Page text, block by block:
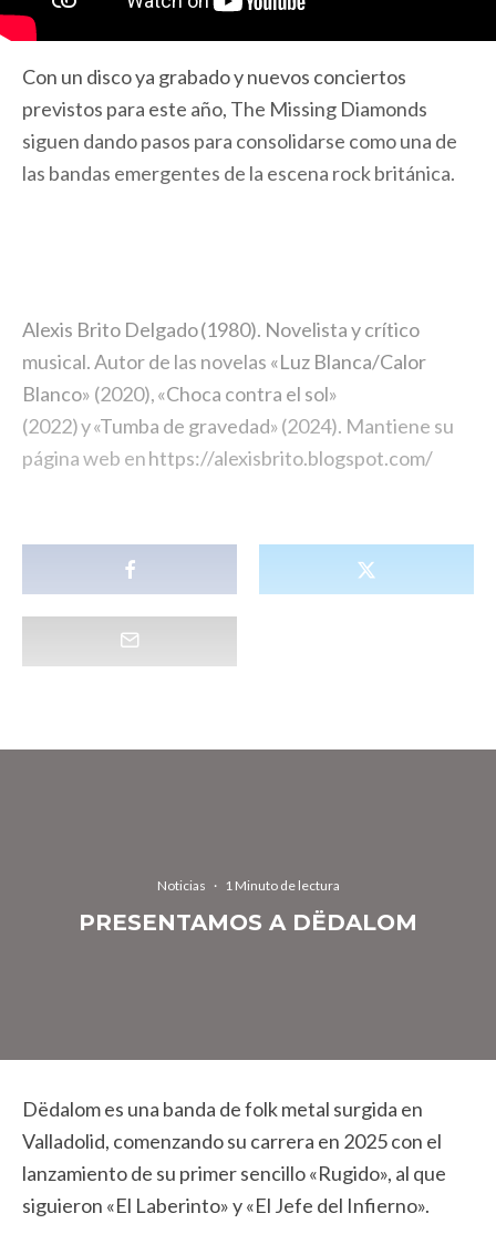
Con un disco ya grabado y nuevos conciertos
previstos para este año, The Missing Diamonds
siguen dando pasos para consolidarse como una de
las bandas emergentes de la escena rock británica.
Alexis Brito Delgado(1980). Novelista y crítico
musical. Autor de las novelas «Luz Blanca/Calor
Blanco» (2020), «Choca contra el sol»
(2022) y «Tumba de gravedad» (2024). Mantiene su
página web enhttps://alexisbrito.blogspot.com/
Noticias · 1 Minuto de lectura
PRESENTAMOS A DËDALOM
Dëdalom es una banda de folk metal surgida en
Valladolid, comenzando su carrera en 2025 con el
lanzamiento de su primer sencillo «Rugido», al que
siguieron «El Laberinto» y «El Jefe del Infierno».